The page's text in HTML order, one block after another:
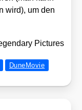
wird), um den
Pic­tures
DuneMovie